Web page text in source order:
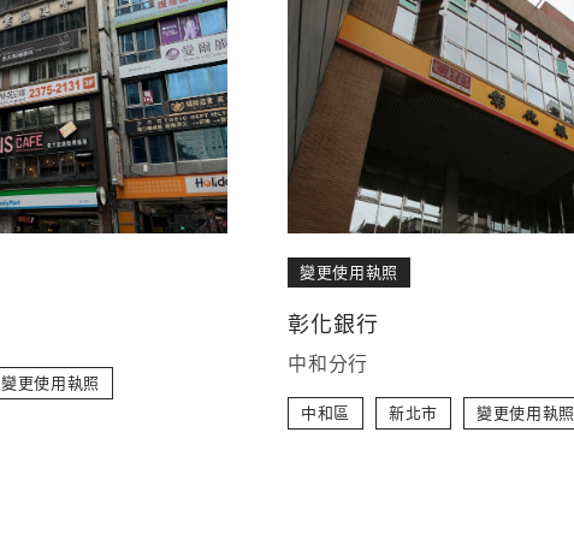
變更使用執照
變更使用執照
彰化銀行
中和分行
中和區 新北市 變更使用執照